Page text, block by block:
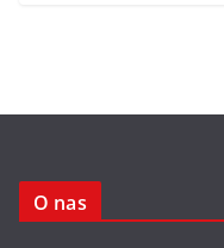
O nas